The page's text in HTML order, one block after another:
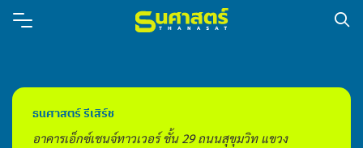
ธนศาสตร์ รีเสิร์ช
อาคารเอ็กซ์เชนจ์ทาวเวอร์ ชั้น 29 ถนนสุขุมวิท แขวง